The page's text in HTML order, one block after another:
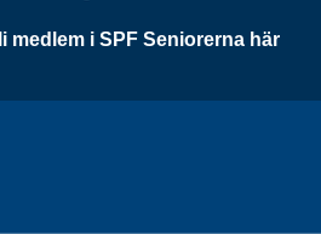
medlem i SPF Seniorerna här